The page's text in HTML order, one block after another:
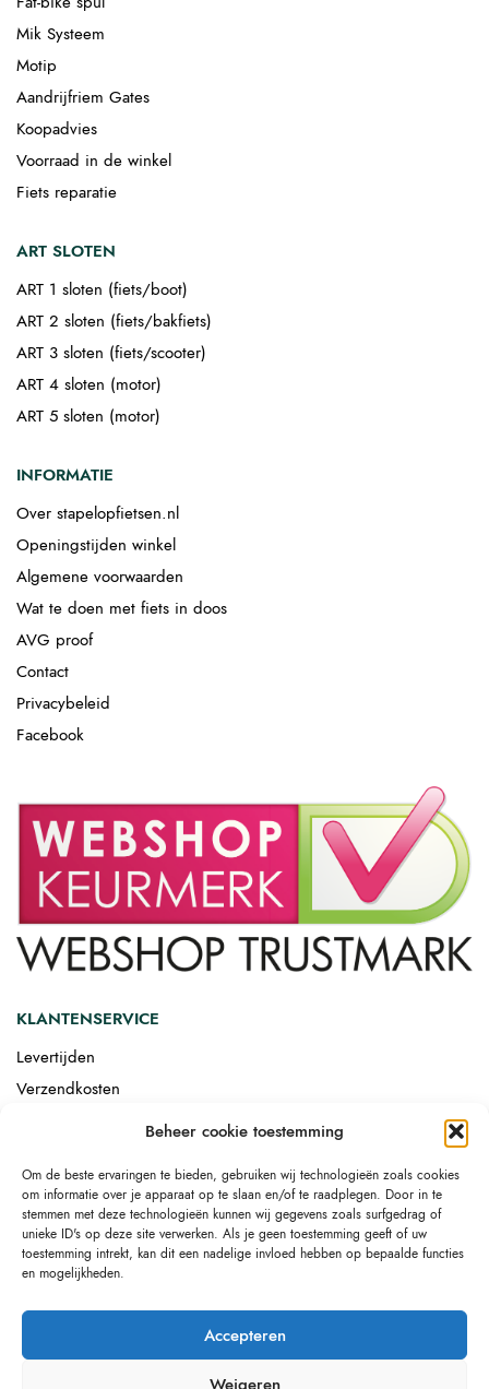
Beheer cookie toestemming
Om de beste ervaringen te bieden, gebruiken wij technologieën zoals cookies
om informatie over je apparaat op te slaan en/of te raadplegen. Door in te
stemmen met deze technologieën kunnen wij gegevens zoals surfgedrag of
unieke ID's op deze site verwerken. Als je geen toestemming geeft of uw
toestemming intrekt, kan dit een nadelige invloed hebben op bepaalde functies
en mogelijkheden.
Accepteren
Weigeren
Mik Systeem
Motip
Aandrijfriem Gates
Koopadvies
Voorraad in de winkel
Fiets reparatie
ART SLOTEN
ART 1 sloten (fiets/boot)
ART 2 sloten (fiets/bakfiets)
ART 3 sloten (fiets/scooter)
ART 4 sloten (motor)
ART 5 sloten (motor)
INFORMATIE
Over stapelopfietsen.nl
Openingstijden winkel
Algemene voorwaarden
Wat te doen met fiets in doos
AVG proof
Contact
Privacybeleid
Facebook
KLANTENSERVICE
Levertijden
Verzendkosten
Afgemonteerd laten bezorgen
Drop-shipping
Link building